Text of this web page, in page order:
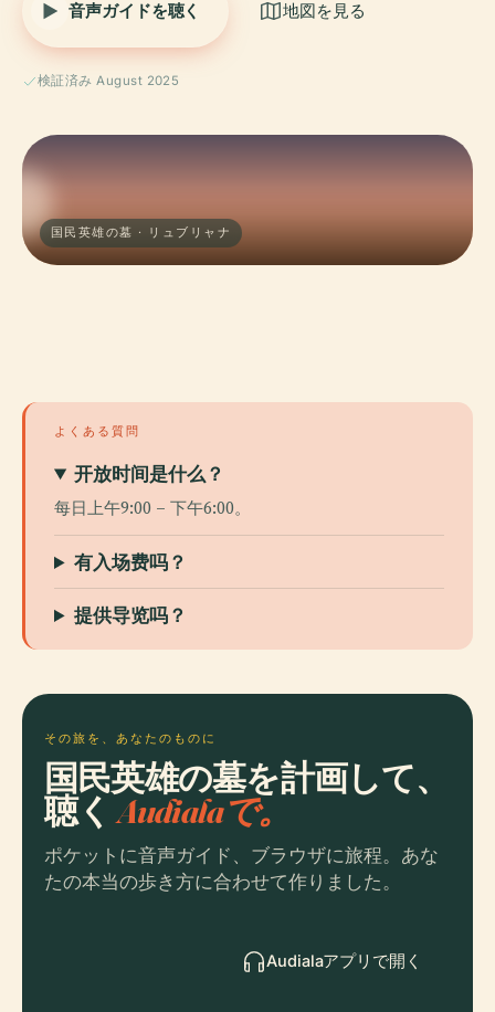
音声ガイドを聴く 地図を見る
検証済み August 2025
国民英雄の墓 · リュブリャナ
よくある質問
开放时间是什么？
每日上午9:00 – 下午6:00。
有入场费吗？
提供导览吗？
その旅を、あなたのものに
国民英雄の墓を計画して、
聴くAudialaで。
ポケットに音声ガイド、ブラウザに旅程。あな
たの本当の歩き方に合わせて作りました。
Audialaアプリで開く